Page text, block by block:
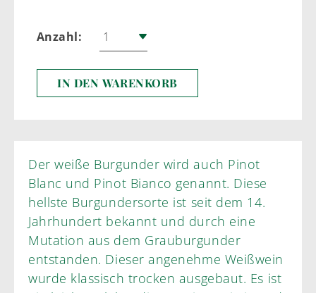
Anzahl:
IN DEN WARENKORB
Der weiße Burgunder wird auch Pinot
Blanc und Pinot Bianco genannt. Diese
hellste Burgundersorte ist seit dem 14.
Jahrhundert bekannt und durch eine
Mutation aus dem Grauburgunder
entstanden. Dieser angenehme Weißwein
wurde klassisch trocken ausgebaut. Es ist